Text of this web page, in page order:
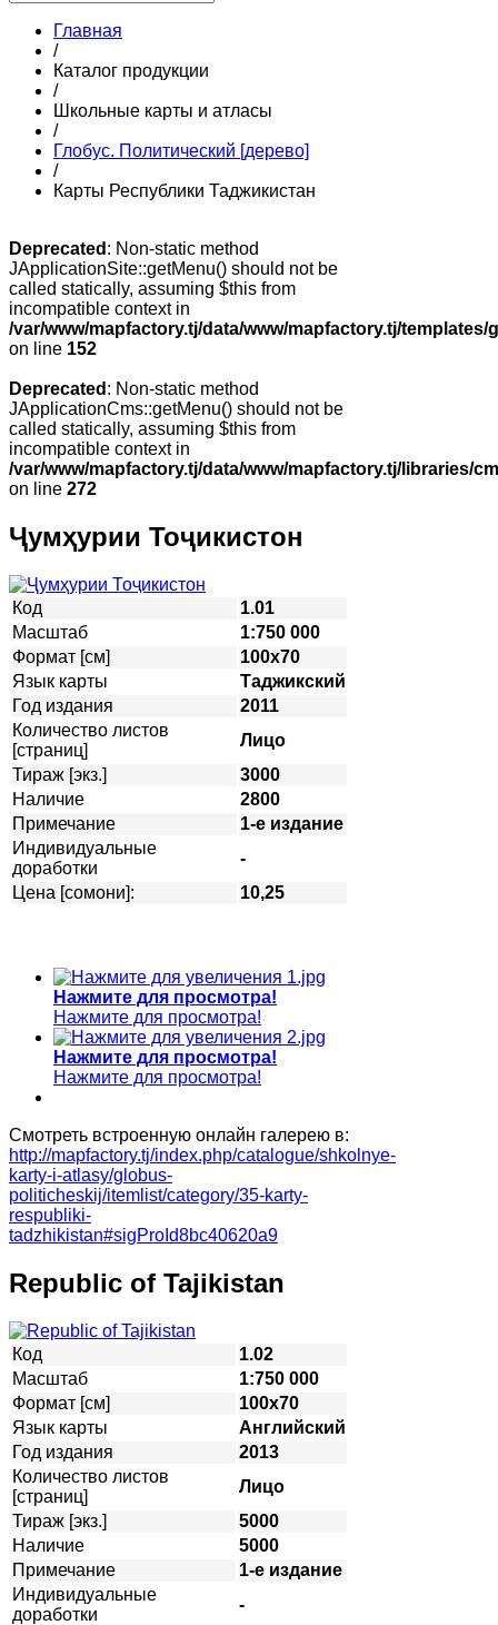
Главная
/
Каталог продукции
/
Школьные карты и атласы
/
Глобус. Политический [дерево]
/
Карты Республики Таджикистан
Deprecated : Non-static method
JApplicationSite::getMenu() should not be
called statically, assuming $this from
incompatible context in
/var/www/mapfactory.tj/data/www/mapfactory.tj/
on line 152
Deprecated : Non-static method
JApplicationCms::getMenu() should not be
called statically, assuming $this from
incompatible context in
/var/www/mapfactory.tj/data/www/mapfactory.tj/libraries/
on line 272
Ҷумҳурии Тоҷикистон
Код
1.01
Масштаб
1:750 000
Формат [см]
100х70
Язык карты
Таджикский
Год издания
2011
Количество листов
[страниц]
Лицо
Тираж [экз.]
3000
Наличие
2800
Примечание
1-е издание
Индивидуальные
доработки
-
Цена [сомони]:
10,25
Нажмите для просмотра!
Нажмите для просмотра!
Нажмите для просмотра!
Нажмите для просмотра!
Смотреть встроенную онлайн галерею в:
http://mapfactory.tj/index.php/catalogue/shkolnye-
karty-i-atlasy/globus-
politicheskij/itemlist/category/35-karty-
respubliki-
tadzhikistan#sigProId8bc40620a9
Republic of Tajikistan
Код
1.02
Масштаб
1:750 000
Формат [см]
100х70
Язык карты
Английский
Год издания
2013
Количество листов
[страниц]
Лицо
Тираж [экз.]
5000
Наличие
5000
Примечание
1-е издание
Индивидуальные
доработки
-